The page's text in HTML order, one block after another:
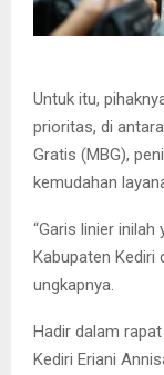
Untuk itu,
prioritas, di
Gratis (MBG),
kemudahan
“Garis linier
Kabupaten Kediri
ungkapnya.
Hadir dalam
Kediri Eriani